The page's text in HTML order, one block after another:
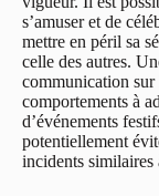
s’amuser et de
mettre en péril sa
celle des autres.
communication sur
comportements à
d’événements
potentiellement
incidents similaires